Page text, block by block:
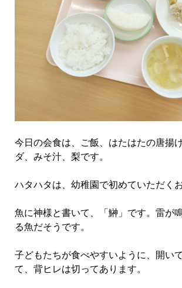
今日の会食は、ご飯、はたはたの唐揚
ダ、みそ汁、梨です。
ハタハタは、幼稚園で初めていただくお
魚に神様と書いて、「鰰」です。雷が
る魚だそうです。
子どもたちが食べやすいように、開い
て、背ヒレは切ってあります。